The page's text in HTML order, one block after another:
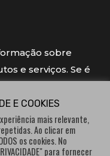
sobre
e serviços. Se é
“Produto do
por
E COOKIES
mais relevante,
Ao clicar em
os cookies. No
para fornecer